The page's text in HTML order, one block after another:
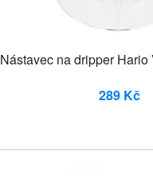
Nástavec na dripper
289 Kč